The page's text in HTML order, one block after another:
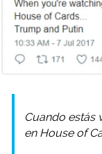
Cuando estás
en House of